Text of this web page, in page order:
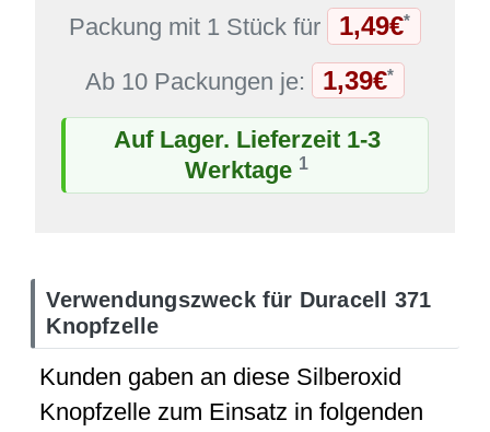
Packung mit 1 Stück für 1,49€*
Ab 10 Packungen je: 1,39€*
Auf Lager. Lieferzeit 1-3
Werktage 1
Verwendungszweck für Duracell 371
Knopfzelle
Kunden gaben an diese Silberoxid
Knopfzelle zum Einsatz in folgenden